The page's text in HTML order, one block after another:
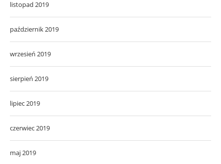
listopad 2019
październik 2019
wrzesień 2019
sierpień 2019
lipiec 2019
czerwiec 2019
maj 2019